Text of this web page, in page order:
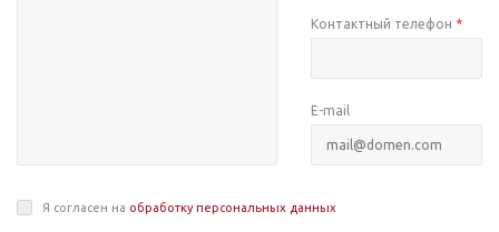
Контактный телефон *
E-mail
Я согласен на обработку персональных данных